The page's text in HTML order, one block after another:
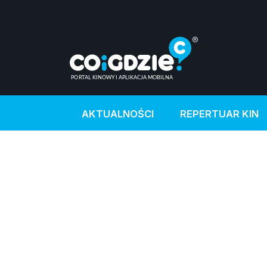
AKTUALNOŚCI REPERTUAR KIN